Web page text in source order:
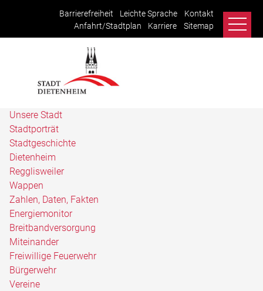
Barrierefreiheit Leichte Sprache
Kontakt
Anfahrt/Stadtplan
Karriere Sitemap
Unsere Stadt
Stadtporträt
Stadtgeschichte
Dietenheim
Regglisweiler
Wappen
Zahlen, Daten, Fakten
Energiemonitor
Breitbandversorgung
Miteinander
Freiwillige Feuerwehr
Bürgerwehr
Vereine